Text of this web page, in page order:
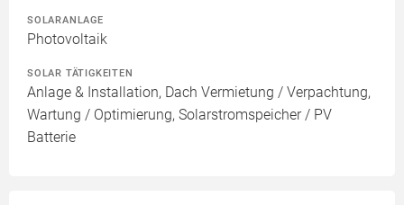
SOLARANLAGE
Photovoltaik
SOLAR TÄTIGKEITEN
Anlage & Installation, Dach Vermietung / Verpachtung,
Wartung / Optimierung, Solarstromspeicher / PV
Batterie